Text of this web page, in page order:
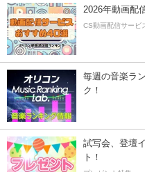
2026年動画配
CS動画配信サービ
毎週の音楽ラ
ク！
試写会、登壇
ト！